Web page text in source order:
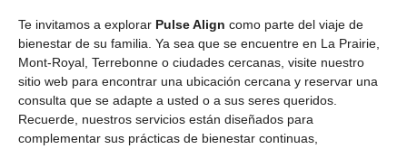
Te invitamos a explorar Pulse Align como parte del viaje de
bienestar de su familia. Ya sea que se encuentre en La Prairie,
Mont-Royal, Terrebonne o ciudades cercanas, visite nuestro
sitio web para encontrar una ubicación cercana y reservar una
consulta que se adapte a usted o a sus seres queridos.
Recuerde, nuestros servicios están diseñados para
complementar sus prácticas de bienestar continuas,